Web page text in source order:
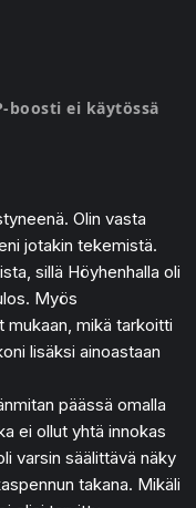
boosti ei käytössä
Olin vasta
jotakin tekemistä.
sillä Höyhenhalla oli
Myös
mukaan, mikä tarkoitti
lisäksi ainoastaan
päässä omalla
ei ollut yhtä innokas
varsin säälittävä näky
takana. Mikäli